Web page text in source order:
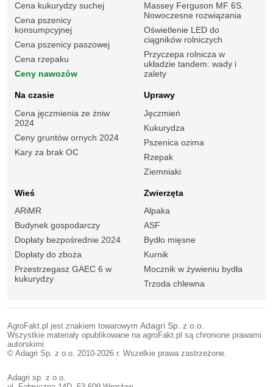
Cena kukurydzy suchej
Cena pszenicy
konsumpcyjnej
Cena pszenicy paszowej
Cena rzepaku
Ceny nawozów
Massey Ferguson MF 6S.
Nowoczesne rozwiązania
Oświetlenie LED do
ciągników rolniczych
Przyczepa rolnicza w
układzie tandem: wady i
zalety
Na czasie
Cena jęczmienia ze żniw
2024
Ceny gruntów ornych 2024
Kary za brak OC
Uprawy
Jęczmień
Kukurydza
Pszenica ozima
Rzepak
Ziemniaki
Wieś
ARiMR
Budynek gospodarczy
Dopłaty bezpośrednie 2024
Dopłaty do zboża
Przestrzegasz GAEC 6 w
kukurydzy
Zwierzęta
Alpaka
ASF
Bydło mięsne
Kurnik
Mocznik w żywieniu bydła
Trzoda chlewna
AgroFakt.pl jest znakiem towarowym Adagri Sp. z o.o.
Wszystkie materiały opublikowane na agroFakt.pl są chronione prawami
autorskimi
© Adagri Sp. z o.o. 2010-2026 r. Wszelkie prawa zastrzeżone.
Adagri sp. z o.o.